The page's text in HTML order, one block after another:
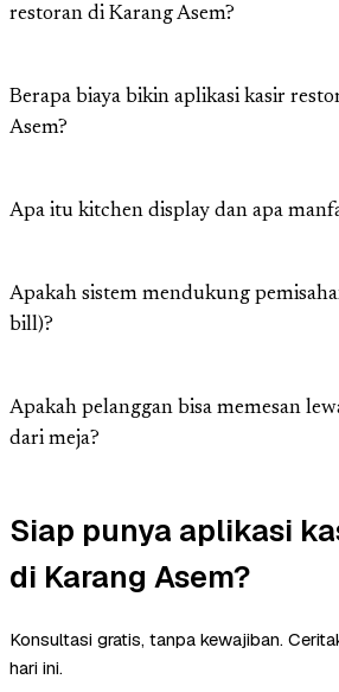
restoran di Karang Asem?
Berapa biaya bikin aplikasi kasir
Asem?
Apa itu kitchen display dan apa
Apakah sistem mendukung
bill)?
Apakah pelanggan bisa memesan
dari meja?
Siap punya aplikasi
di Karang Asem?
Konsultasi gratis, tanpa kewajiban.
hari ini.